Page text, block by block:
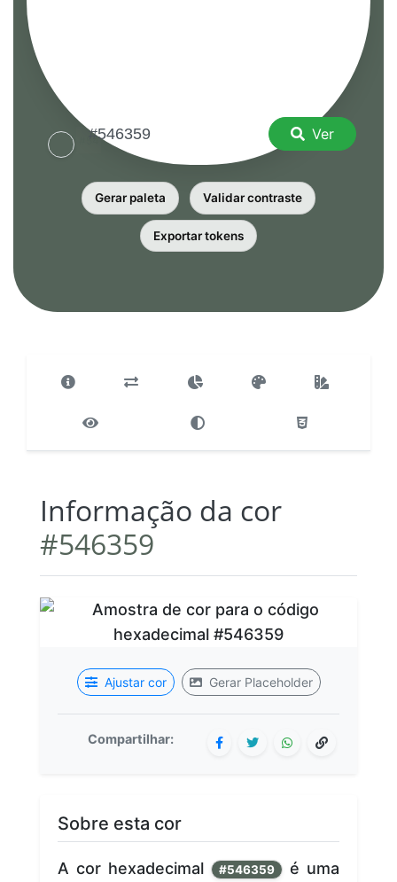
Ver
Gerar paleta Validar contraste
Exportar tokens
Informação da cor
#546359
Ajustar cor Gerar Placeholder
Compartilhar:
Sobre esta cor
A cor hexadecimal #546359
é uma